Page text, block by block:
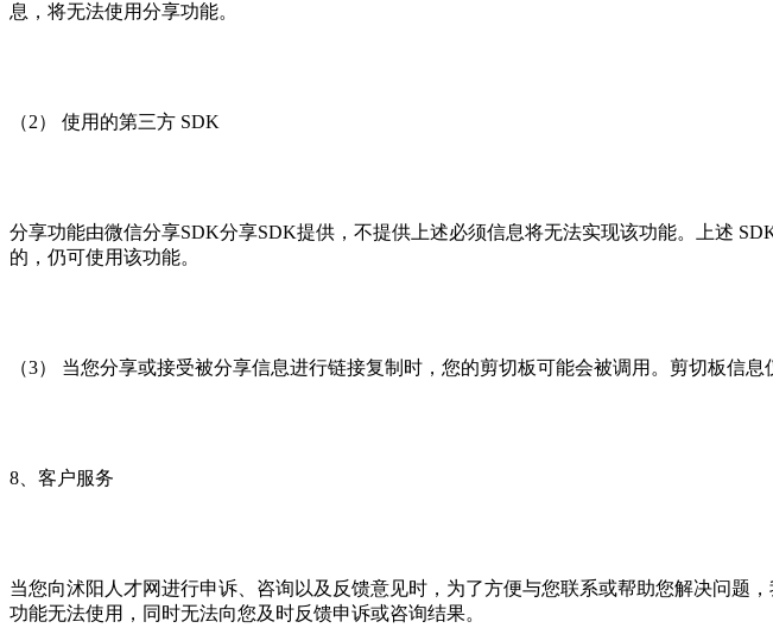
息，将无法使用分享功能。
（2） 使用的第三方 SDK
分享功能由微信分享SDK分享SDK提供，不提供上述必须信息将无法实现该功能。上述
的，仍可使用该功能。
（3） 当您分享或接受被分享信息进行链接复制时，您的剪切板可能会被调用。剪切板信
8、客户服务
当您向沭阳人才网进行申诉、咨询以及反馈意见时，为了方便与您联系或帮助您解决问题
功能无法使用，同时无法向您及时反馈申诉或咨询结果。